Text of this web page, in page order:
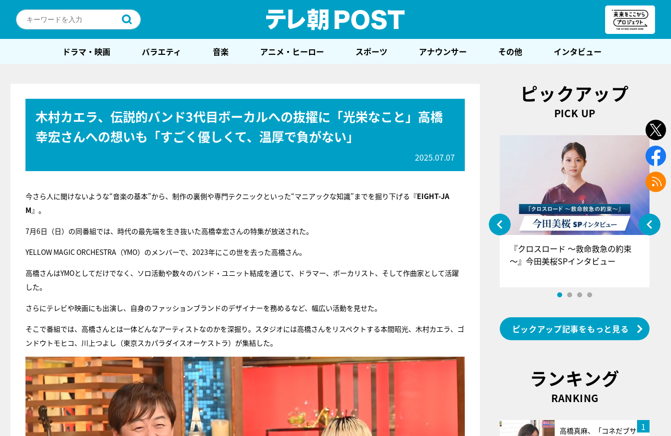
ドラマ・映画 バラエティ 音楽 アニメ・ヒーロー スポーツ アナウンサー その他 インタビュー
木村カエラ、伝説的バンド3代目ボーカルへの抜擢に「光栄なこと」高橋
幸宏さんへの想いも「すごく優しくて、温厚で負がない」
2025.07.07
今さら人に聞けないような“音楽の基本”から、制作の裏側や専門テクニックといった“マニアックな知識”までを掘り下げる『EIGHT-JA
M』。
7月6日（日）の同番組では、時代の最先端を生き抜いた高橋幸宏さんの特集が放送された。
YELLOW MAGIC ORCHESTRA（YMO）のメンバーで、2023年にこの世を去った高橋さん。
高橋さんはYMOとしてだけでなく、ソロ活動や数々のバンド・ユニット結成を通じて、ドラマー、ボーカリスト、そして作曲家として活躍
した。
さらにテレビや映画にも出演し、自身のファッションブランドのデザイナーを務めるなど、幅広い活動を見せた。
そこで番組では、高橋さんとは一体どんなアーティストなのかを深掘り。スタジオには高橋さんをリスペクトする本間昭光、木村カエラ、ゴ
ンドウトモヒコ、川上つよし（東京スカパラダイスオーケストラ）が集結した。
ピックアップ
PICK UP
ビュー
『クロスロード ～救命救急の約束
～』今田美桜SPインタビュー
ピックアップ記事をもっと見る
ランキング
RANKING
1
高橋真麻、「コネだブサ